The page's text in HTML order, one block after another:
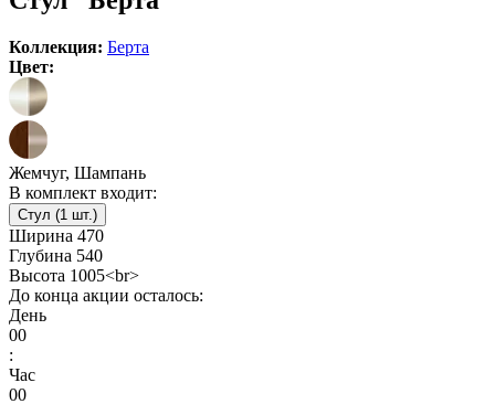
Коллекция: Берта
Цвет:
Жемчуг, Шампань
В комплект входит:
Стул (1 шт.)
Ширина 470
Глубина 540
Высота 1005<br>
До конца акции осталось:
День
00
:
Час
00